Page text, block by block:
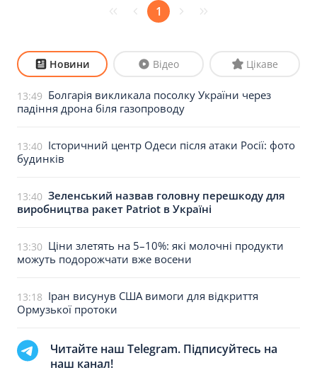
1
Новини Відео Цікаве
13:49 Болгарія викликала посолку України через
падіння дрона біля газопроводу
13:40 Історичний центр Одеси після атаки Росії: фото
будинків
13:40 Зеленський назвав головну перешкоду для
виробництва ракет Patriot в Україні
13:30 Ціни злетять на 5–10%: які молочні продукти
можуть подорожчати вже восени
13:18 Іран висунув США вимоги для відкриття
Ормузької протоки
Читайте наш Telegram. Підписуйтесь на
наш канал!